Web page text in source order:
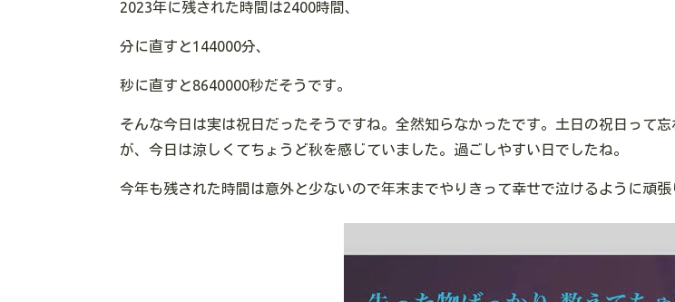
2023年に残された時間は2400時間、
分に直すと144000分、
秒に直すと8640000秒だそうです。
そんな今日は実は祝日だったそうですね。全然知らなかったです。土日の祝日って
が、今日は涼しくてちょうど秋を感じていました。過ごしやすい日でしたね。
今年も残された時間は意外と少ないので年末までやりきって幸せで泣けるように頑張